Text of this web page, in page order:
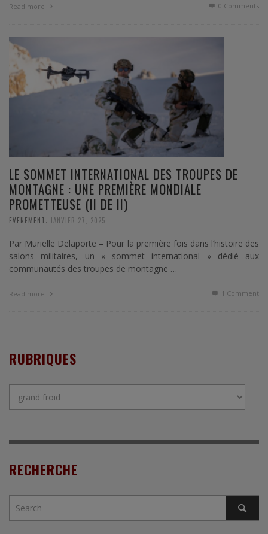
Read more 0 Comments
LE SOMMET INTERNATIONAL DES TROUPES DE
MONTAGNE : UNE PREMIÈRE MONDIALE
PROMETTEUSE (II DE II)
EVENEMENT JANVIER 27, 2025
Par Murielle Delaporte – Pour la première fois dans l’histoire des
salons militaires, un « sommet international » dédié aux
communautés des troupes de montagne …
Read more 1 Comment
RUBRIQUES
RECHERCHE